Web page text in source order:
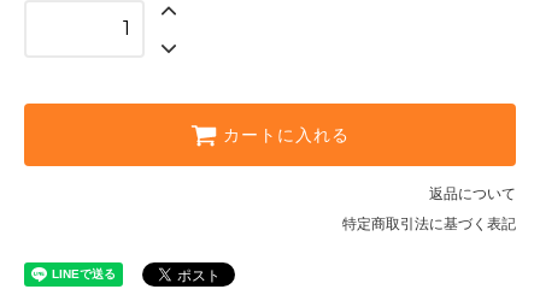
カートに入れる
返品について
特定商取引法に基づく表記